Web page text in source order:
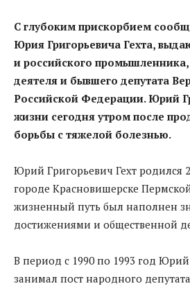
С глубоким прискорбием
Юрия Григорьевича Гехта,
и российского
деятеля и бывшего депутата
Российской Федерации. Юрий
жизни сегодня утром после
борьбы с тяжелой болезнью.
Юрий Григорьевич Гехт родился
городе Красновишерске
жизненный путь был наполнен
достижениями и общественной
В период с 1990 по 1993 год
занимал пост народного